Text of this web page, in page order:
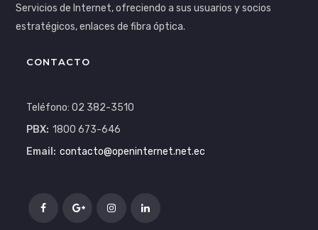
Servicios de Internet, ofreciendo a sus usuarios y socios
estratégicos, enlaces de fibra óptica.
CONTACTO
Teléfono: 02 382-3510
PBX: 1800 673-646
Email: contacto@openinternet.net.ec